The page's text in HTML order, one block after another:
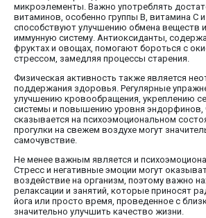
микроэлементы. Важно употреблять
витаминов, особенно группы B, витамина C
способствуют улучшению обмена веществ
иммунную систему. Антиоксиданты,
фруктах и овощах, помогают бороться с
стрессом, замедляя процессы старения.
Физическая активность также является
поддержания здоровья. Регулярные
улучшению кровообращения, укреплению
системы и повышению уровня эндорфинов,
сказывается на психоэмоциональном
прогулки на свежем воздухе могут
самочувствие.
Не менее важным является и
Стресс и негативные эмоции могут
воздействие на организм, поэтому важно
релаксации и занятий, которые приносят
йога или просто время, проведенное с
значительно улучшить качество жизни.